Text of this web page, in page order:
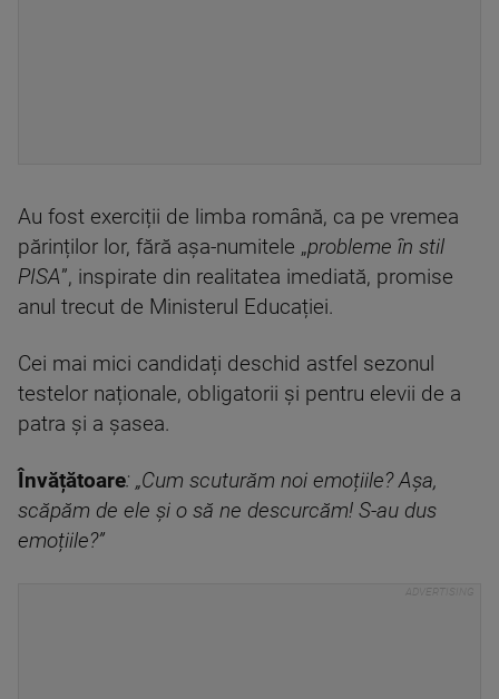
Au fost exerciții de limba română, ca pe vremea
părinților lor, fără așa-numitele „probleme în stil
PISA”, inspirate din realitatea imediată, promise
anul trecut de Ministerul Educației.
Cei mai mici candidați deschid astfel sezonul
testelor naționale, obligatorii și pentru elevii de a
patra și a șasea.
Învățătoare: „Cum scuturăm noi emoțiile? Așa,
scăpăm de ele și o să ne descurcăm! S-au dus
emoțiile?”